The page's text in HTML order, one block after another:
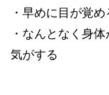
・早めに目が覚
・なんとなく身
気がする